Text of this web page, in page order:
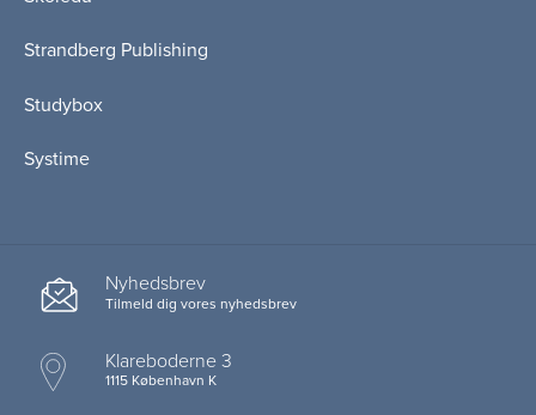
Strandberg Publishing
Studybox
Systime
Nyhedsbrev
Tilmeld dig vores nyhedsbrev
Klareboderne 3
1115 København K